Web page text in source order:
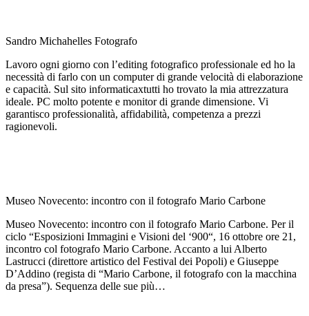
Sandro Michahelles Fotografo
Lavoro ogni giorno con l’editing fotografico professionale ed ho la
necessità di farlo con un computer di grande velocità di elaborazione
e capacità. Sul sito informaticaxtutti ho trovato la mia attrezzatura
ideale. PC molto potente e monitor di grande dimensione. Vi
garantisco professionalità, affidabilità, competenza a prezzi
ragionevoli.
Museo Novecento: incontro con il fotografo Mario Carbone
Museo Novecento: incontro con il fotografo Mario Carbone. Per il
ciclo “Esposizioni Immagini e Visioni del ‘900“, 16 ottobre ore 21,
incontro col fotografo Mario Carbone. Accanto a lui Alberto
Lastrucci (direttore artistico del Festival dei Popoli) e Giuseppe
D’Addino (regista di “Mario Carbone, il fotografo con la macchina
da presa”). Sequenza delle sue più…